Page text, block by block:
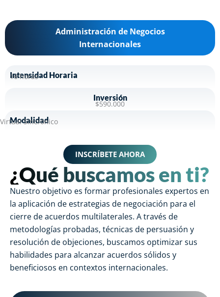
Administración de Negocios
Internacionales
Intensidad Horaria
16 horas
Inversión
$590.000
Modalidad
Virtual Sincrónico
INSCRÍBETE AHORA
¿Qué buscamos en ti?
Nuestro objetivo es formar profesionales expertos en
la aplicación de estrategias de negociación para el
cierre de acuerdos multilaterales. A través de
metodologías probadas, técnicas de persuasión y
resolución de objeciones, buscamos optimizar sus
habilidades para alcanzar acuerdos sólidos y
beneficiosos en contextos internacionales.